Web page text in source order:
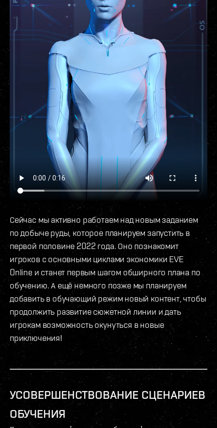
Сейчас мы активно работаем над новым заданием
по добыче руды, которое планируем запустить в
первой половине 2022 года. Оно познакомит
игроков с основными циклами экономики EVE
Online и станет первым шагом обширного плана по
обучению. А ещё немного позже мы планируем
добавить в обучающий режим новый контент, чтобы
продолжить развитие сюжетной линии и дать
игрокам возможность окунуться в новые
приключения!
УСОВЕРШЕНСТВОВАНИЕ СЦЕНАРИЕВ
ОБУЧЕНИЯ